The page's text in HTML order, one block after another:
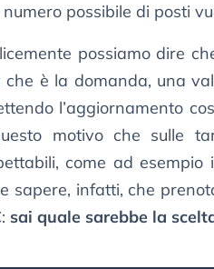
possibile di posti
possiamo dire
che è la domanda, una
l’aggiornamento
motivo che sulle
come ad esempio
sapere, infatti, che
sai quale sarebbe la